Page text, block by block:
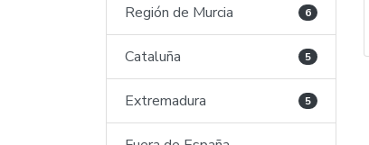
Región de Murcia 6
Cataluña 5
Extremadura 5